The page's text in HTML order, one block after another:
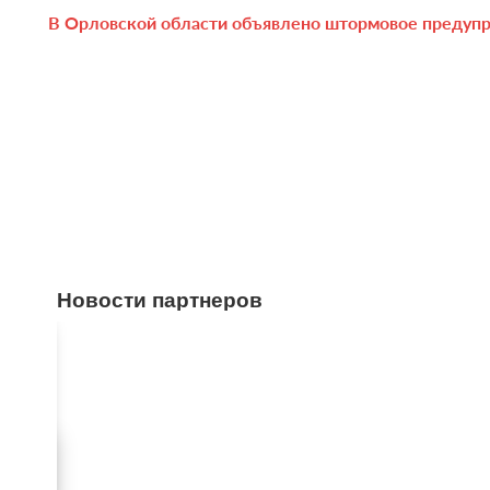
В Орловской области объявлено штормовое
Новости партнеров